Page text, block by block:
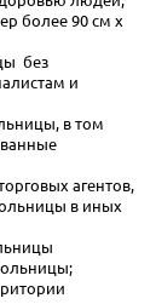
более 90 см х
без
и
в том
агентов,
в иных